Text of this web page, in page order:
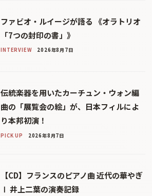
ファビオ・ルイージが語る 《オラトリオ
「7つの封印の書」》
INTERVIEW 2026年8月7日
伝統楽器を用いたカーチュン・ウォン編
曲の「展覧会の絵」が、日本フィルによ
り本邦初演！
PICK UP 2026年8月7日
【CD】フランスのピアノ曲 近代の華やぎ
Ⅰ 井上二葉の演奏記録